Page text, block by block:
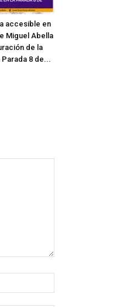
accesible en
Miguel Abella
de la
8 de...